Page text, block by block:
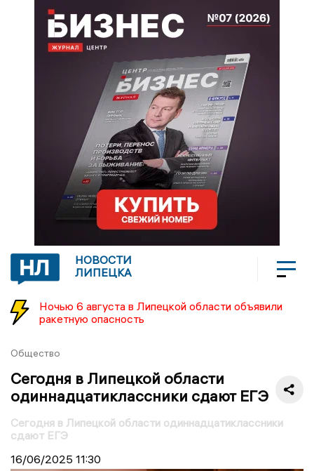
НОВОСТИ
ЛИПЕЦКА
Ночью 6 августа в Липецкой области объявили
ракетную опасность
Общество
Сегодня в Липецкой области
одиннадцатиклассники сдают ЕГЭ
Сегодня в Липецкой области одиннадцатиклассники
сдают ЕГЭ
16/06/2025 11:30